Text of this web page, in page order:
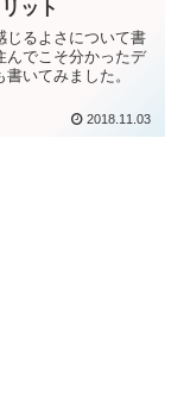
ット
じるよさについて書
んでこそ分かったデ
いてみました。
2018.11.03